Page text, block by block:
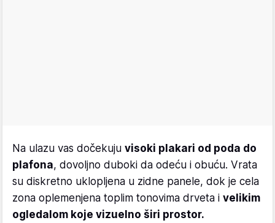
Na ulazu vas dočekuju visoki plakari od poda do
plafona, dovoljno duboki da odeću i obuću. Vrata
su diskretno uklopljena u zidne panele, dok je cela
zona oplemenjena toplim tonovima drveta i velikim
ogledalom koje vizuelno širi prostor.